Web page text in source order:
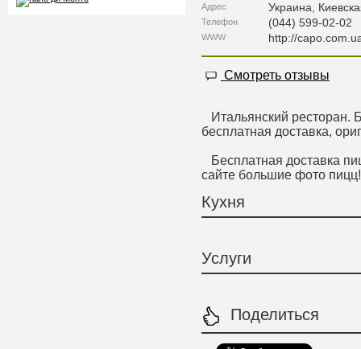
Адрес Украина
Телефон (044) 599-02-02
WWW http://
Смотреть отзывы
Итальянский ресторан.
бесплатная доставка,
Бесплатная доставка
сайте большие фото пицц!
Кухня
Услуги
Поделиться